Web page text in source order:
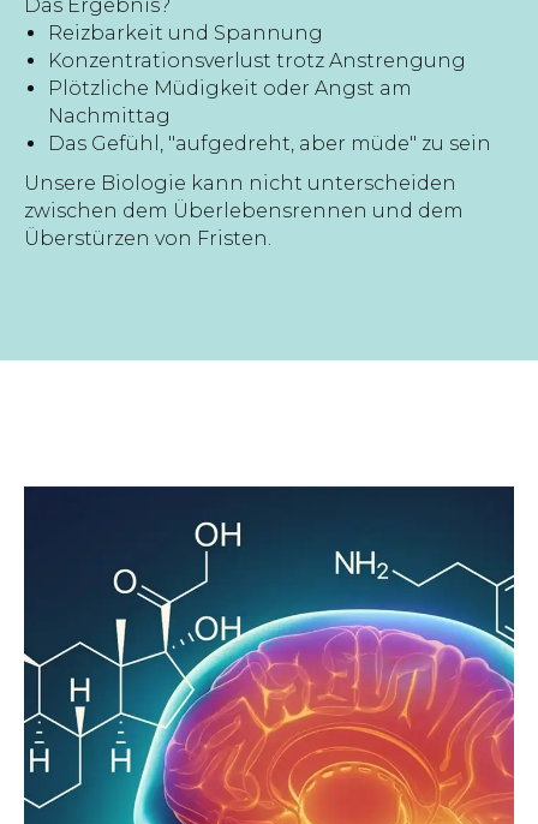
Das Ergebnis?
Reizbarkeit und Spannung
Konzentrationsverlust trotz Anstrengung
Plötzliche Müdigkeit oder Angst am
Nachmittag
Das Gefühl, "aufgedreht, aber müde" zu sein
Unsere Biologie kann nicht unterscheiden
zwischen dem Überlebensrennen und dem
Überstürzen von Fristen.